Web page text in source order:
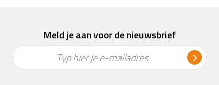
Meld je aan voor de nieuwsbrief
Typ hier je e-mailadres